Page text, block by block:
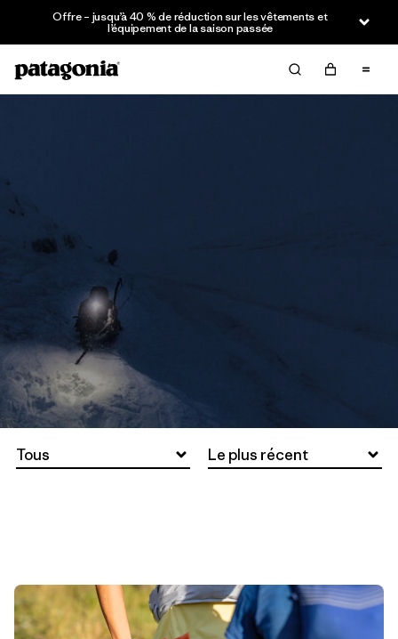
Offre – jusqu’à 40 % de réduction sur les vêtements et
l’équipement de la saison passée
Tous Le plus récent